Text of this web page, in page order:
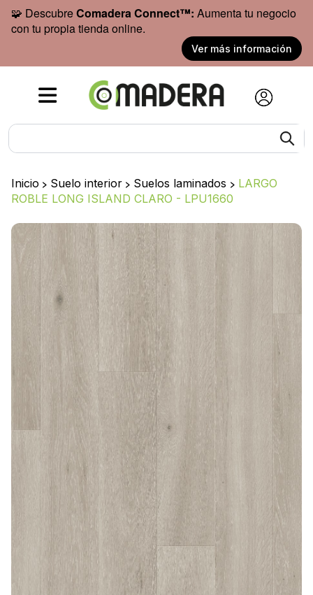
🧩 DescubreComadera Connect™: Aumenta tu negocio
con tu propia tienda online.
Ver más información
Inicio > Suelo interior > Suelos laminados > LARGO
ROBLE LONG ISLAND CLARO - LPU1660